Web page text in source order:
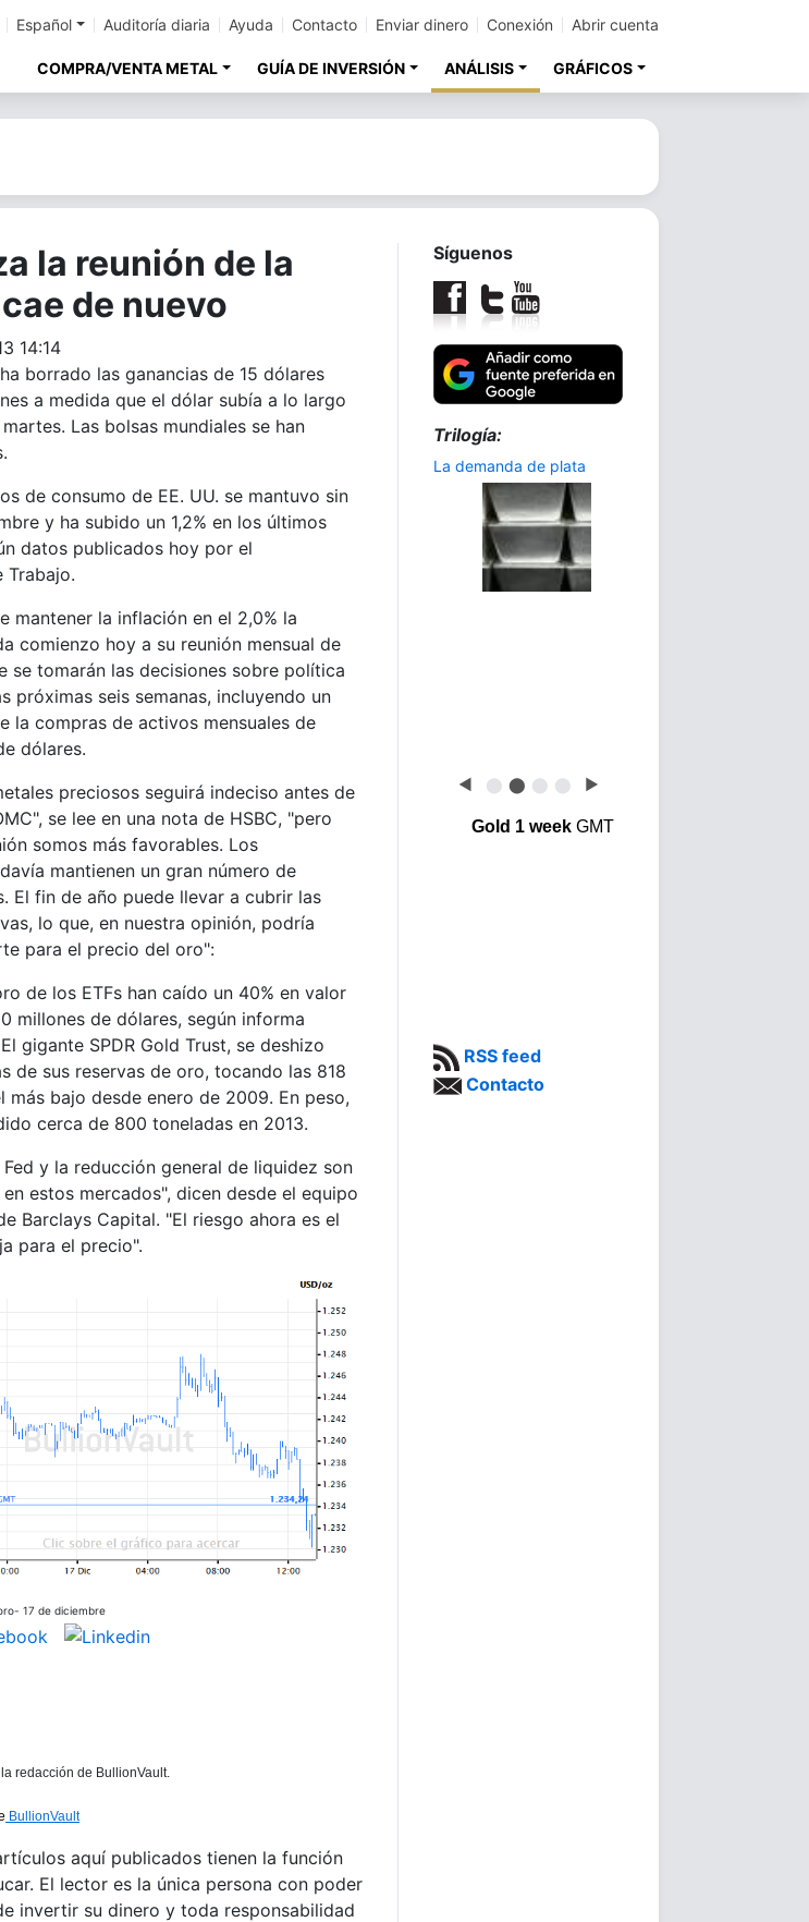
Español Auditoría diaria Ayuda Contacto Enviar dinero Conexión Abrir cuenta
COMPRA/VENTA METAL GUÍA DE INVERSIÓN ANÁLISIS GRÁFICOS
la reunión de la
de nuevo
14:14
borrado las ganancias de 15 dólares
a medida que el dólar subía a lo largo
Las bolsas mundiales se han
de consumo de EE. UU. se mantuvo sin
y ha subido un 1,2% en los últimos
datos publicados hoy por el
Trabajo.
mantener la inflación en el 2,0% la
comienzo hoy a su reunión mensual de
se tomarán las decisiones sobre política
próximas seis semanas, incluyendo un
la compras de activos mensuales de
dólares.
preciosos seguirá indeciso antes de
se lee en una nota de HSBC, "pero
somos más favorables. Los
mantienen un gran número de
El fin de año puede llevar a cubrir las
lo que, en nuestra opinión, podría
para el precio del oro":
de los ETFs han caído un 40% en valor
millones de dólares, según informa
gigante SPDR Gold Trust, se deshizo
de sus reservas de oro, tocando las 818
más bajo desde enero de 2009. En peso,
cerca de 800 toneladas en 2013.
y la reducción general de liquidez son
estos mercados", dicen desde el equipo
Barclays Capital. "El riesgo ahora es el
para el precio".
17 de diciembre
redacción de BullionVault.
BullionVault
aquí publicados tienen la función
El lector es la única persona con poder
invertir su dinero y toda responsabilidad
Síguenos
Trilogía:
La demanda de plata
◀ ⬤ ⬤ ⬤ ⬤ ▶
Gold 1 weekGMT
RSS feed
Contacto